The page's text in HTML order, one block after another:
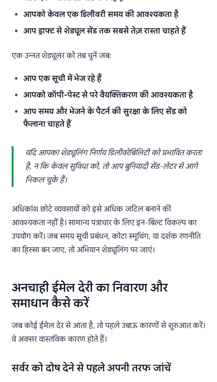
आपको केवल एक डिलीवरी समय की आवश्यकता है
आप ड्राफ्ट से शेड्यूल सेंड तक सबसे तेज़ रास्ता चाहते हैं
एक उन्नत शेड्यूलर को तब चुनें जब:
आप एक सूची में भेज रहे हैं
आपको कॉपी-पेस्ट से परे वैयक्तिकरण की आवश्यकता है
आप समय और भेजने के पैटर्न की सुरक्षा के लिए सेंड को
फैलाना चाहते हैं
यदि आपका शेड्यूलिंग निर्णय डिलीवरेबिलिटी को प्रभावित करता
है, न कि केवल सुविधा को, तो आप बुनियादी सेंड-लेटर से आगे
निकल चुके हैं।
अधिकांश छोटे व्यवसायों को इसे अधिक जटिल बनाने की
आवश्यकता नहीं है। सामान्य पत्राचार के लिए इन-बिल्ट विकल्प का
उपयोग करें। जब समय सूची प्रबंधन, कोटा स्मूथिंग, या दर्शक रणनीति
का हिस्सा बन जाए, तो अभियान शेड्यूलिंग पर जाएं।
अनचाही ईमेल देरी का निवारण और
समाधान कैसे करें
जब कोई ईमेल देर से आता है, तो पहले उबाऊ कारणों से शुरुआत करें।
वे अक्सर वास्तविक कारण होते हैं।
सर्वर को दोष देने से पहले अपनी तरफ जांचें